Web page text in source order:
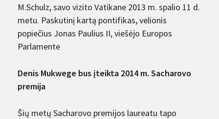
M.Schulz, savo vizito Vatikane 2013 m. spalio 11 d.
metu. Paskutinį kartą pontifikas, velionis
popiečius Jonas Paulius II, viešėjo Europos
Parlamente
Denis Mukwege bus įteikta 2014 m. Sacharovo
premija
Šių metų Sacharovo premijos laureatu tapo